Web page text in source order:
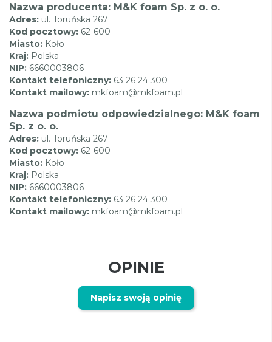
Nazwa producenta: M&K foam Sp. z o. o.
Adres: ul. Toruńska 267
Kod pocztowy: 62-600
Miasto: Koło
Kraj: Polska
NIP: 6660003806
Kontakt telefoniczny: 63 26 24 300
Kontakt mailowy: mkfoam@mkfoam.pl
Nazwa podmiotu odpowiedzialnego: M&K foam
Sp. z o. o.
Adres: ul. Toruńska 267
Kod pocztowy: 62-600
Miasto: Koło
Kraj: Polska
NIP: 6660003806
Kontakt telefoniczny: 63 26 24 300
Kontakt mailowy: mkfoam@mkfoam.pl
OPINIE
Napisz swoją opinię